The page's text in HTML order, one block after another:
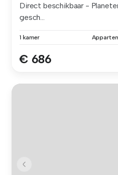
Direct beschikbaar -
gesch...
1 kamer
€ 686